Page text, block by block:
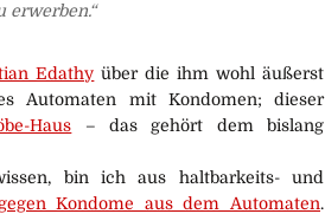
Edathy über die ihm wohl äußerst
Automaten mit Kondomen; dieser
Haus – das gehört dem bislang
bin ich aus haltbarkeits- und
Kondome aus dem Automaten.